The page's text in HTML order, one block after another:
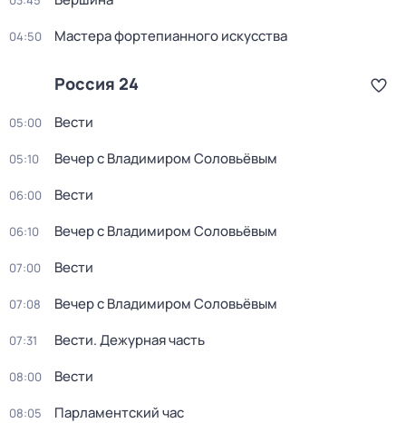
04:50 Мастера фортепианного искусства
Россия 24
05:00 Вести
05:10 Вечер с Владимиром Соловьёвым
06:00 Вести
06:10 Вечер с Владимиром Соловьёвым
07:00 Вести
07:08 Вечер с Владимиром Соловьёвым
07:31 Вести. Дежурная часть
08:00 Вести
08:05 Парламентский час